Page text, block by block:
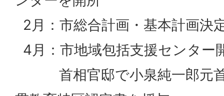
2月：市総合計画・基本計画決
4月：市地域包括支援センター
首相官邸で小泉純一郎元首